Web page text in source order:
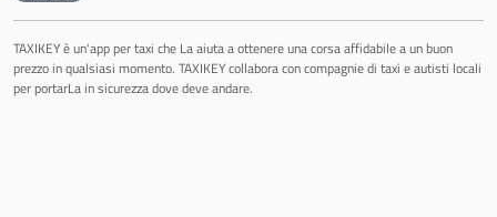
TAXIKEY è un'app per taxi che La aiuta a ottenere una corsa affidabile a un buon
prezzo in qualsiasi momento. TAXIKEY collabora con compagnie di taxi e autisti locali
per portarLa in sicurezza dove deve andare.